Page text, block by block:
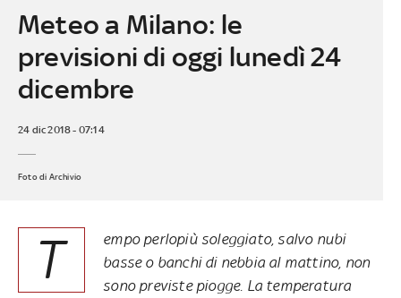
Meteo a Milano: le
previsioni di oggi lunedì 24
dicembre
24 dic 2018 - 07:14
Foto di Archivio
T
empo perlopiù soleggiato, salvo nubi
basse o banchi di nebbia al mattino, non
sono previste piogge. La temperatura